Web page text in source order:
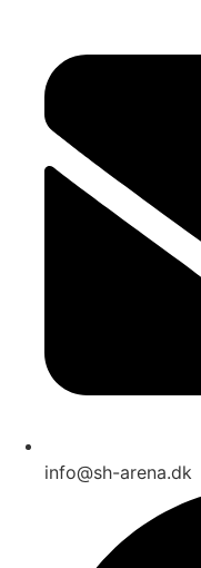
info@sh-arena.dk